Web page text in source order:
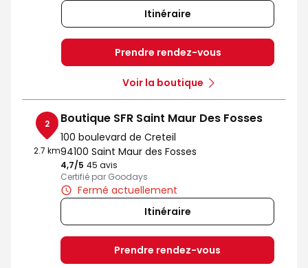
Itinéraire
Prendre rendez-vous
Voir la boutique
2
2.7 km
Boutique SFR Saint Maur Des Fosses
100 boulevard de Creteil
94100 Saint Maur des Fosses
4,7/5 Note de 4.7 sur 5
45 avis
Certifié par Goodays
Fermé actuellement
Itinéraire
Prendre rendez-vous